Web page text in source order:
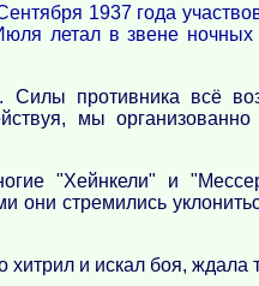
1937 года
летал в звене
Силы противника всё
мы
"Хейнкели" и
они стремились
хитрил и искал боя, ждала